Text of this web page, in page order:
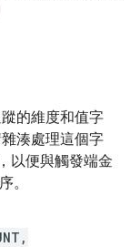
的維度和值字
湊處理這個字
以便與觸發端金
。